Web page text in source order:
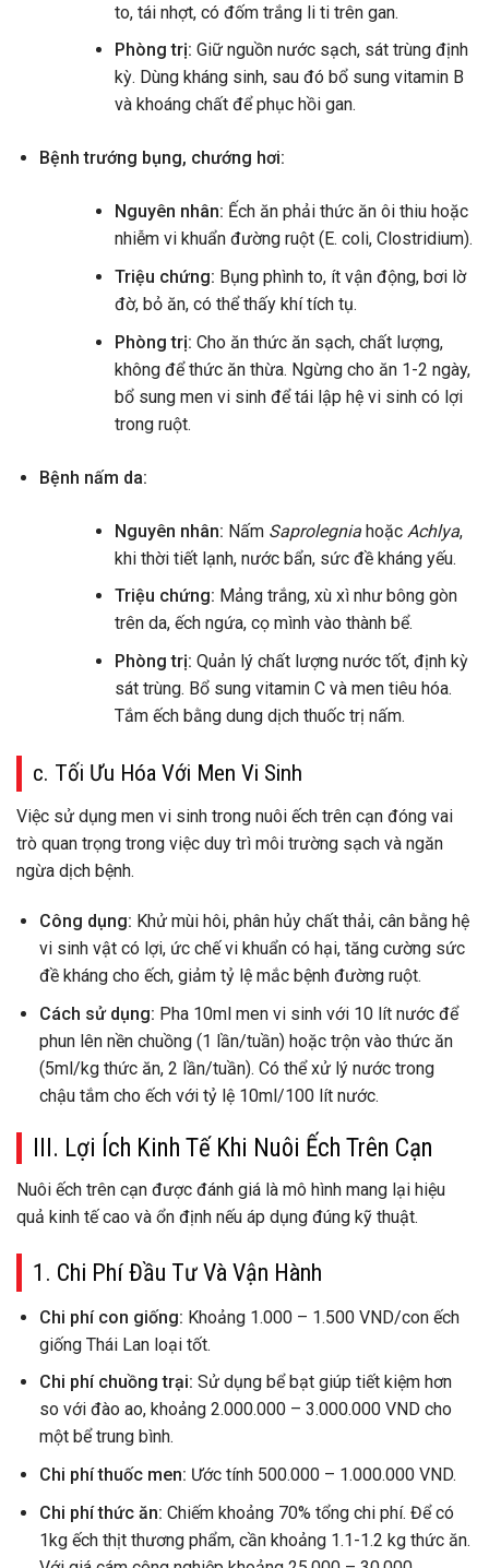
to, tái nhợt, có đốm trắng li ti trên gan.
Phòng trị: Giữ nguồn nước sạch, sát trùng định
kỳ. Dùng kháng sinh, sau đó bổ sung vitamin B
và khoáng chất để phục hồi gan.
Bệnh trướng bụng, chướng hơi:
Nguyên nhân: Ếch ăn phải thức ăn ôi thiu hoặc
nhiễm vi khuẩn đường ruột (E. coli, Clostridium).
Triệu chứng: Bụng phình to, ít vận động, bơi lờ
đờ, bỏ ăn, có thể thấy khí tích tụ.
Phòng trị: Cho ăn thức ăn sạch, chất lượng,
không để thức ăn thừa. Ngừng cho ăn 1-2 ngày,
bổ sung men vi sinh để tái lập hệ vi sinh có lợi
trong ruột.
Bệnh nấm da:
Nguyên nhân: Nấm Saprolegniahoặc Achlya,
khi thời tiết lạnh, nước bẩn, sức đề kháng yếu.
Triệu chứng: Mảng trắng, xù xì như bông gòn
trên da, ếch ngứa, cọ mình vào thành bể.
Phòng trị: Quản lý chất lượng nước tốt, định kỳ
sát trùng. Bổ sung vitamin C và men tiêu hóa.
Tắm ếch bằng dung dịch thuốc trị nấm.
c. Tối Ưu Hóa Với Men Vi Sinh
Việc sử dụng men vi sinh trong nuôi ếch trên cạn đóng vai
trò quan trọng trong việc duy trì môi trường sạch và ngăn
ngừa dịch bệnh.
Công dụng: Khử mùi hôi, phân hủy chất thải, cân bằng hệ
vi sinh vật có lợi, ức chế vi khuẩn có hại, tăng cường sức
đề kháng cho ếch, giảm tỷ lệ mắc bệnh đường ruột.
Cách sử dụng: Pha 10ml men vi sinh với 10 lít nước để
phun lên nền chuồng (1 lần/tuần) hoặc trộn vào thức ăn
(5ml/kg thức ăn, 2 lần/tuần). Có thể xử lý nước trong
chậu tắm cho ếch với tỷ lệ 10ml/100 lít nước.
III. Lợi Ích Kinh Tế Khi Nuôi Ếch Trên Cạn
Nuôi ếch trên cạn được đánh giá là mô hình mang lại hiệu
quả kinh tế cao và ổn định nếu áp dụng đúng kỹ thuật.
1. Chi Phí Đầu Tư Và Vận Hành
Chi phí con giống: Khoảng 1.000 – 1.500 VND/con ếch
giống Thái Lan loại tốt.
Chi phí chuồng trại: Sử dụng bể bạt giúp tiết kiệm hơn
so với đào ao, khoảng 2.000.000 – 3.000.000 VND cho
một bể trung bình.
Chi phí thuốc men: Ước tính 500.000 – 1.000.000 VND.
Chi phí thức ăn: Chiếm khoảng 70% tổng chi phí. Để có
1kg ếch thịt thương phẩm, cần khoảng 1.1-1.2 kg thức ăn.